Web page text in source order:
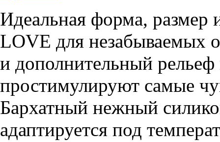
Идеальная форма, размер
LOVE для незабываемых
и дополнительный рельеф
простимулируют самые
Бархатный нежный
адаптируется под